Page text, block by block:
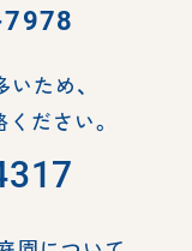
ため、
ださい。